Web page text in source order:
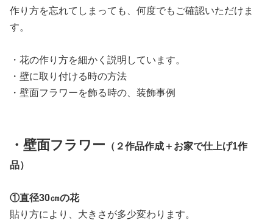
作り方を忘れてしまっても、何度でもご確認いただけま
す。
・花の作り方を細かく説明しています。
・壁に取り付ける時の方法
・壁面フラワーを飾る時の、装飾事例
・壁面フラワー （２作品作成＋お家で仕上げ1作
品）
①直径30㎝の花
貼り方により、大きさが多少変わります。